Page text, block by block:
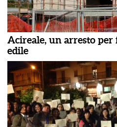
Acireale, un arresto
edile